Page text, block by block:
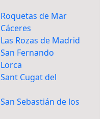
de Mar
Rozas de Madrid
Fernando
Cugat del
Sebastián de los